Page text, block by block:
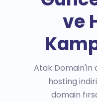
ve
Atak Domain'in
hosting
domain